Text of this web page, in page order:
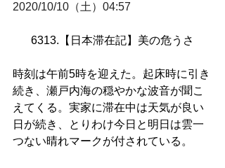
2020/10/10（土）04:57
6313.【日本滞在記】美の危うさ
時刻は午前5時を迎えた。起床時に引き
続き、瀬戸内海の穏やかな波音が聞こ
えてくる。実家に滞在中は天気が良い
日が続き、とりわけ今日と明日は雲一
つない晴れマークが付されている。